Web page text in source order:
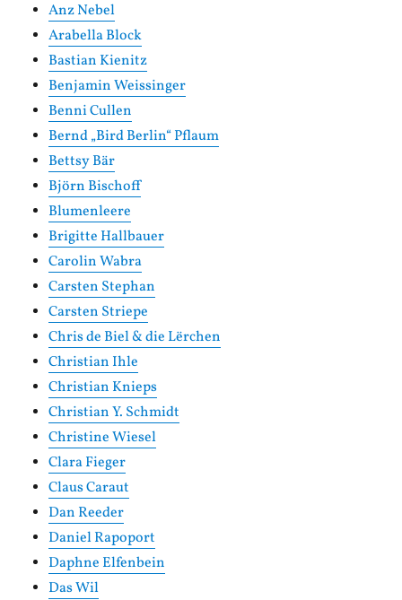
Anz Nebel
Arabella Block
Bastian Kienitz
Benjamin Weissinger
Benni Cullen
Bernd „Bird Berlin“ Pflaum
Bettsy Bär
Björn Bischoff
Blumenleere
Brigitte Hallbauer
Carolin Wabra
Carsten Stephan
Carsten Striepe
Chris de Biel & die Lërchen
Christian Ihle
Christian Knieps
Christian Y. Schmidt
Christine Wiesel
Clara Fieger
Claus Caraut
Dan Reeder
Daniel Rapoport
Daphne Elfenbein
Das Wil